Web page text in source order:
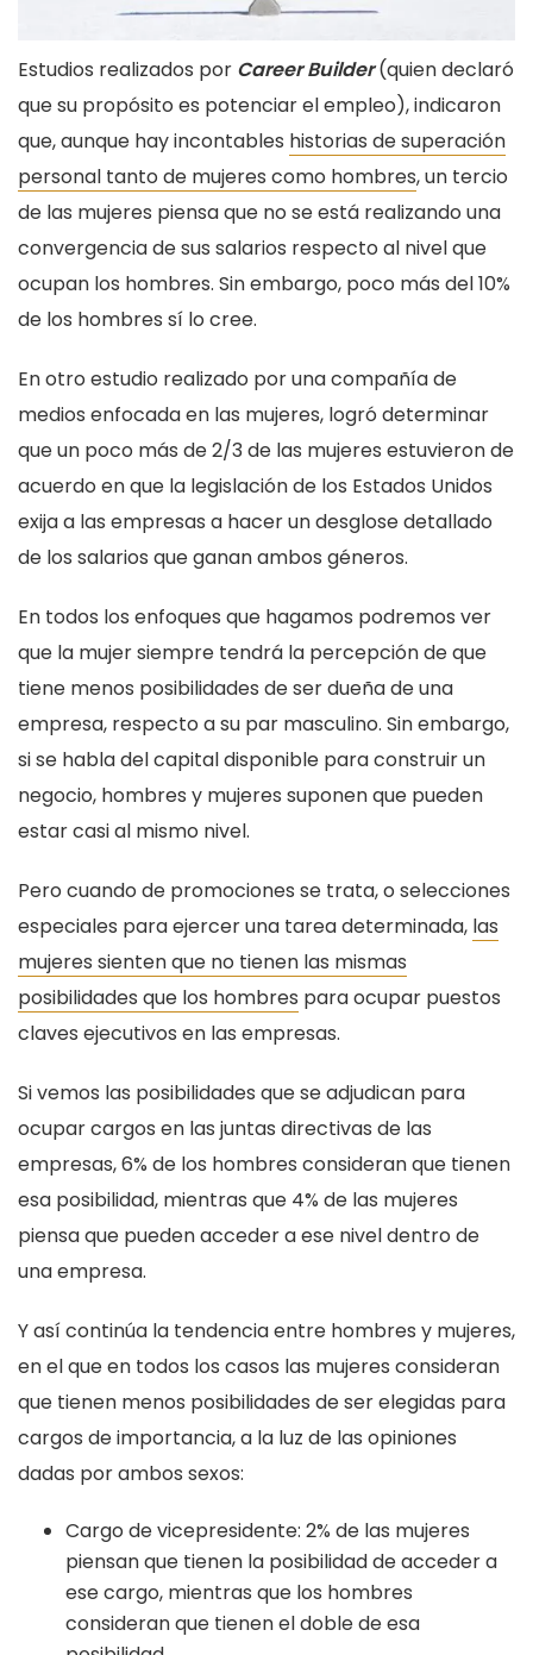
Estudios realizados por Career Builder(quien declaró
que su propósito es potenciar el empleo), indicaron
que, aunque hay incontables historias de superación
personal tanto de mujeres como hombres, un tercio
de las mujeres piensa que no se está realizando una
convergencia de sus salarios respecto al nivel que
ocupan los hombres. Sin embargo, poco más del 10%
de los hombres sí lo cree.
En otro estudio realizado por una compañía de
medios enfocada en las mujeres, logró determinar
que un poco más de 2/3 de las mujeres estuvieron de
acuerdo en que la legislación de los Estados Unidos
exija a las empresas a hacer un desglose detallado
de los salarios que ganan ambos géneros.
En todos los enfoques que hagamos podremos ver
que la mujer siempre tendrá la percepción de que
tiene menos posibilidades de ser dueña de una
empresa, respecto a su par masculino. Sin embargo,
si se habla del capital disponible para construir un
negocio, hombres y mujeres suponen que pueden
estar casi al mismo nivel.
Pero cuando de promociones se trata, o selecciones
especiales para ejercer una tarea determinada, las
mujeres sienten que no tienen las mismas
posibilidades que los hombres para ocupar puestos
claves ejecutivos en las empresas.
Si vemos las posibilidades que se adjudican para
ocupar cargos en las juntas directivas de las
empresas, 6% de los hombres consideran que tienen
esa posibilidad, mientras que 4% de las mujeres
piensa que pueden acceder a ese nivel dentro de
una empresa.
Y así continúa la tendencia entre hombres y mujeres,
en el que en todos los casos las mujeres consideran
que tienen menos posibilidades de ser elegidas para
cargos de importancia, a la luz de las opiniones
dadas por ambos sexos:
Cargo de vicepresidente: 2% de las mujeres
piensan que tienen la posibilidad de acceder a
ese cargo, mientras que los hombres
consideran que tienen el doble de esa